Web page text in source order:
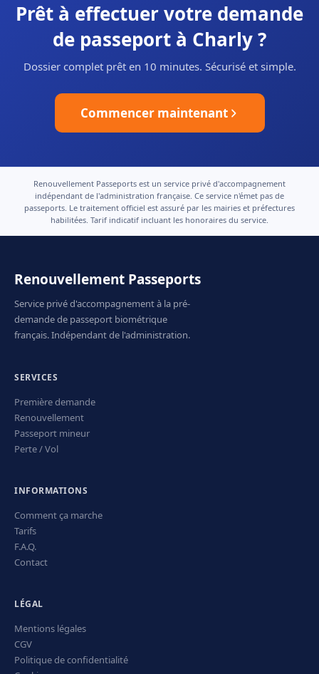
Prêt à effectuer votre demande
de passeport à Charly ?
Dossier complet prêt en 10 minutes. Sécurisé et simple.
Commencer maintenant
Renouvellement Passeports est un service privé d'accompagnement
indépendant de l'administration française. Ce service n'émet pas de
passeports. Le traitement officiel est assuré par les mairies et préfectures
habilitées. Tarif indicatif incluant les honoraires du service.
Renouvellement Passeports
Service privé d'accompagnement à la pré-
demande de passeport biométrique
français. Indépendant de l'administration.
SERVICES
Première demande
Renouvellement
Passeport mineur
Perte / Vol
INFORMATIONS
Comment ça marche
Tarifs
F.A.Q.
Contact
LÉGAL
Mentions légales
CGV
Politique de confidentialité